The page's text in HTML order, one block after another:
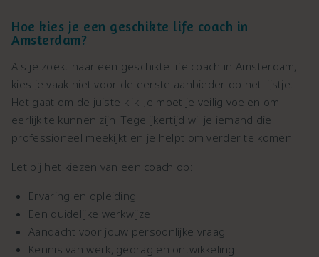
Hoe kies je een geschikte life coach in
Amsterdam?
Als je zoekt naar een geschikte life coach in Amsterdam,
kies je vaak niet voor de eerste aanbieder op het lijstje.
Het gaat om de juiste klik. Je moet je veilig voelen om
eerlijk te kunnen zijn. Tegelijkertijd wil je iemand die
professioneel meekijkt en je helpt om verder te komen.
Let bij het kiezen van een coach op:
Ervaring en opleiding
Een duidelijke werkwijze
Aandacht voor jouw persoonlijke vraag
Kennis van werk, gedrag en ontwikkeling